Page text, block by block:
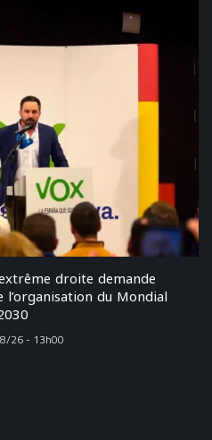
droite demande
l’organisation du Mondial
26 - 13h00